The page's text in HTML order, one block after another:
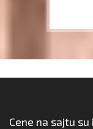
Cene na sajtu